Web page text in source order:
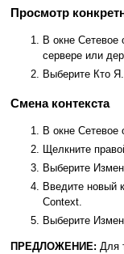
Просмотр
В окне Сетевое
сервере или
Выберите Кто Я.
Смена контекста
В окне Сетевое
Щелкните
Выберите
Введите новый
Context.
Выберите
ПРЕДЛОЖЕНИЕ: Для